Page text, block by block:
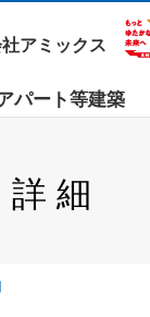
アミックス
パート等建築
詳 細